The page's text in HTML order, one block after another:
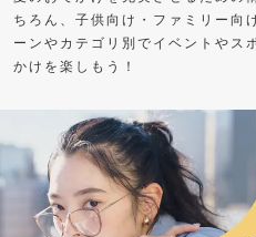
ちろん、子供向け・ファミリー向
ーンやカテゴリ別でイベントやス
かけを楽しもう！